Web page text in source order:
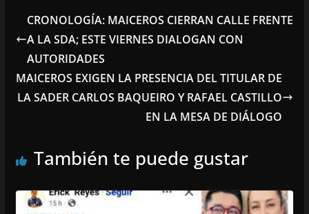
CRONOLOGÍA: MAICEROS CIERRAN CALLE FRENTE
A LA SDA; ESTE VIERNES DIALOGAN CON
AUTORIDADES
MAICEROS EXIGEN LA PRESENCIA DEL TITULAR DE
LA SADER CARLOS BAQUEIRO Y RAFAEL CASTILLO
EN LA MESA DE DIÁLOGO
También te puede gustar